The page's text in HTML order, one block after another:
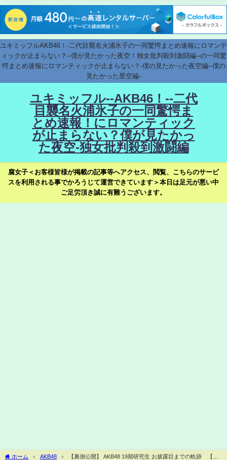
ユキミッフルAKB46！-二代目襲名火浦氷子の一同驚愕まとめ速報にロマンテ
ィックが止まらない？--僕が見たかった夜空！独女批判殺到激闘編--の一同驚
愕まとめ速報にロマンティックが止まらない？-僕の見たかった夜空編--僕の
見たかった星空編-
ユキミッフル--AKB46！--二代
目襲名火浦氷子の一同驚愕ま
とめ速報！にロマンティック
が止まらない？僕が見たかっ
た夜空-独女批判殺到激闘編
腐女子＜お客様皆様が掲載の記事等へアクセス、閲覧、こちらのサービ
スを利用される事でかろうじて運営できています＞本日は足元が悪い中
ご足労頂き誠に有難うございます。
ホーム AKB48
【裏側公開】 AKB48 19期研究生 お披露目までの軌跡 【伊